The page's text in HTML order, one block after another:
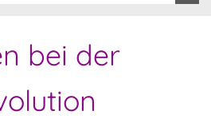
bei der